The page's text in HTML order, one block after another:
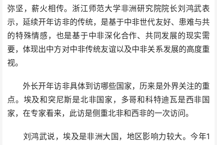
弥坚，薪火相传。浙江师范大学非洲研究院院长刘鸿武表
示，延续开年访非的传统，是基于中非世代友好、患难与共
的特殊情感，也是基于中非深化合作、共同发展的现实需
要，体现出中方对中非传统友谊以及中非关系发展的高度重
视。
外长开年访非具体到访哪些国家，历来是外界关注的重
点。埃及和突尼斯是北非国家，多哥和科特迪瓦是西非国
家，在专家看来，此访是侧重北非和西非的一次访问。
刘鸿武说，埃及是非洲大国，地区影响力较大。今年1